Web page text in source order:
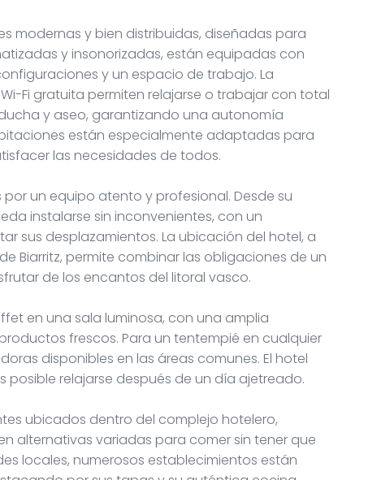
modernas y bien distribuidas, diseñadas para
y insonorizadas, están equipadas con
y un espacio de trabajo. La
Fi gratuita permiten relajarse o trabajar con total
y aseo, garantizando una autonomía
están especialmente adaptadas para
las necesidades de todos.
un equipo atento y profesional. Desde su
instalarse sin inconvenientes, con un
sus desplazamientos. La ubicación del hotel, a
Biarritz, permite combinar las obligaciones de un
de los encantos del litoral vasco.
en una sala luminosa, con una amplia
frescos. Para un tentempié en cualquier
disponibles en las áreas comunes. El hotel
relajarse después de un día ajetreado.
ubicados dentro del complejo hotelero,
alternativas variadas para comer sin tener que
locales, numerosos establecimientos están